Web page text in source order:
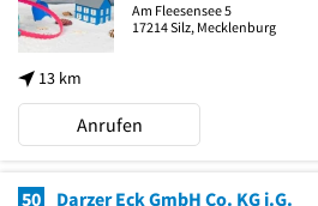
13 km
Am Fleesensee 5
17214Silz, Mecklenburg
Anrufen
50 Darzer Eck GmbH Co. KG i.G.